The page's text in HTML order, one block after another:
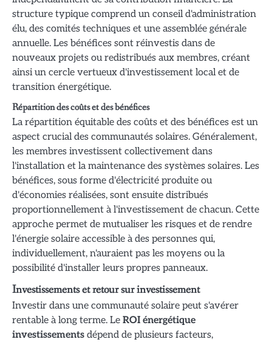
structure typique comprend un conseil d'administration
élu, des comités techniques et une assemblée générale
annuelle. Les bénéfices sont réinvestis dans de
nouveaux projets ou redistribués aux membres, créant
ainsi un cercle vertueux d'investissement local et de
transition énergétique.
Répartition des coûts et des bénéfices
La répartition équitable des coûts et des bénéfices est un
aspect crucial des communautés solaires. Généralement,
les membres investissent collectivement dans
l'installation et la maintenance des systèmes solaires. Les
bénéfices, sous forme d'électricité produite ou
d'économies réalisées, sont ensuite distribués
proportionnellement à l'investissement de chacun. Cette
approche permet de mutualiser les risques et de rendre
l'énergie solaire accessible à des personnes qui,
individuellement, n'auraient pas les moyens ou la
possibilité d'installer leurs propres panneaux.
Investissements et retour sur investissement
Investir dans une communauté solaire peut s'avérer
rentable à long terme. Le ROI énergétique
investissements dépend de plusieurs facteurs,